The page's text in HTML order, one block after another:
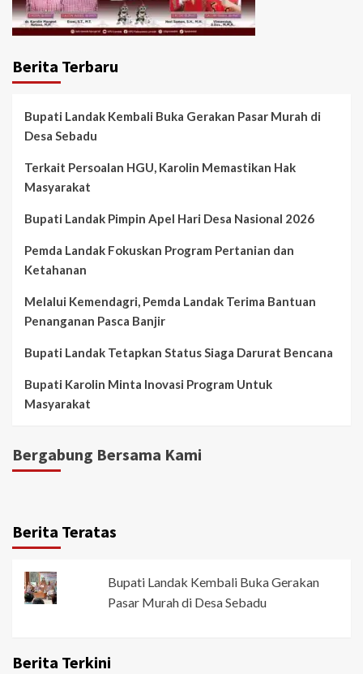
Berita Terbaru
Bupati Landak Kembali Buka Gerakan Pasar Murah di
Desa Sebadu
Terkait Persoalan HGU, Karolin Memastikan Hak
Masyarakat
Bupati Landak Pimpin Apel Hari Desa Nasional 2026
Pemda Landak Fokuskan Program Pertanian dan
Ketahanan
Melalui Kemendagri, Pemda Landak Terima Bantuan
Penanganan Pasca Banjir
Bupati Landak Tetapkan Status Siaga Darurat Bencana
Bupati Karolin Minta Inovasi Program Untuk
Masyarakat
Bergabung Bersama Kami
Berita Teratas
Bupati Landak Kembali Buka Gerakan
Pasar Murah di Desa Sebadu
Berita Terkini